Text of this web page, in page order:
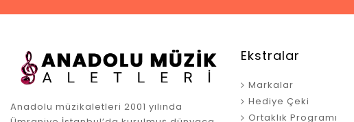
Anadolu müzikaletleri 2001 yılında
Ekstralar
Markalar
Hediye Çeki
Ortaklık Programı